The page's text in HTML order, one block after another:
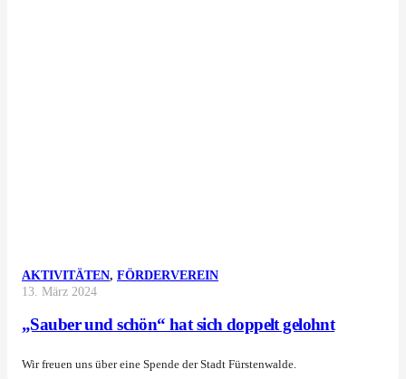
AKTIVITÄTEN, FÖRDERVEREIN
13. März 2024
„Sauber und schön“ hat sich doppelt gelohnt
Wir freuen uns über eine Spende der Stadt Fürstenwalde.